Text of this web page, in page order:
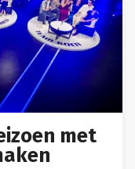
met